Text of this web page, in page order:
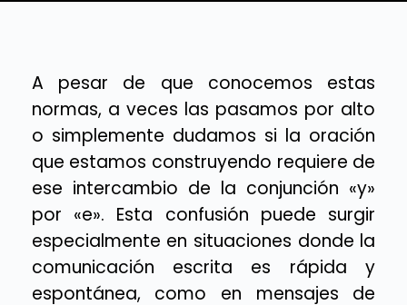
A pesar de que conocemos estas
normas, a veces las pasamos por alto
o simplemente dudamos si la oración
que estamos construyendo requiere de
ese intercambio de la conjunción «y»
por «e». Esta confusión puede surgir
especialmente en situaciones donde la
comunicación escrita es rápida y
espontánea, como en mensajes de